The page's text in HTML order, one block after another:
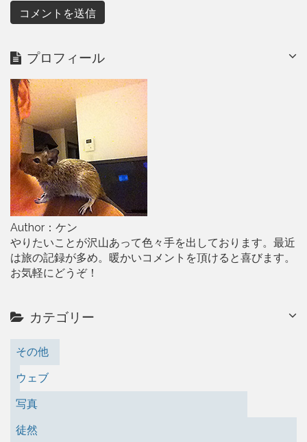
プロフィール
Author：ケン
やりたいことが沢山あって色々手を出しております。最近
は旅の記録が多め。暖かいコメントを頂けると喜びます。
お気軽にどうぞ！
カテゴリー
その他
ウェブ
写真
徒然